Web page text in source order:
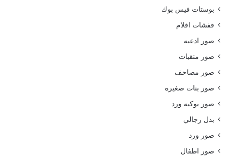
بوستات فيس بوك
قفشات افلام
صور ادعيه
صور منقبات
صور مصاحف
صور بنات صغيره
صور بوكيه ورد
بدل رجالي
صور ورد
صور اطفال